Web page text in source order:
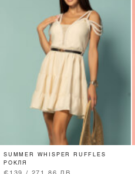
SUMMER WHISPER RUFFLES
РОКЛЯ